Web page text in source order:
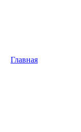
Главная